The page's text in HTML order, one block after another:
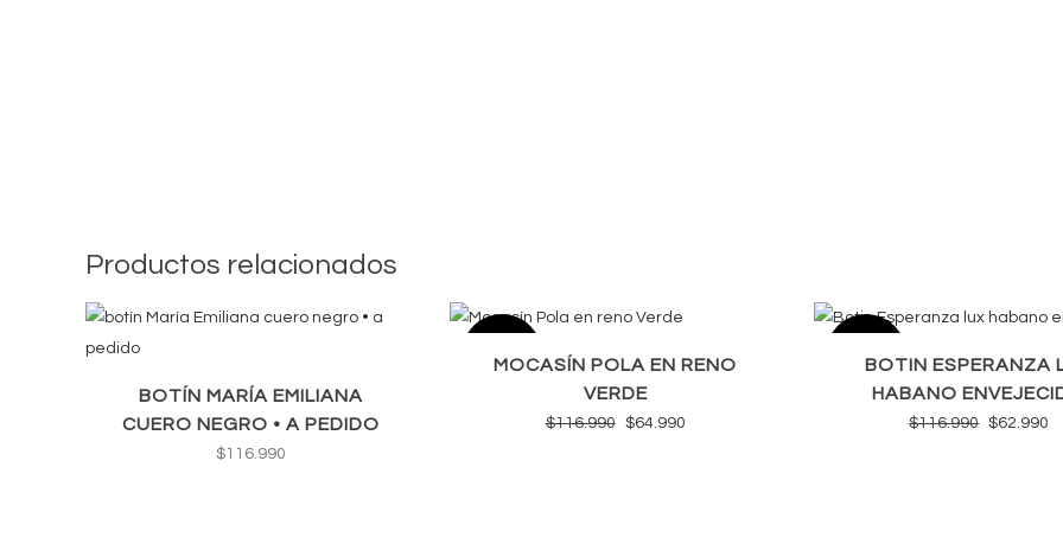
Productos relacionados
BOTÍN MARÍA EMILIANA
CUERO NEGRO • A PEDIDO
$116.990
SALE
MOCASÍN POLA EN RENO
VERDE
$116.990
El
$64.990El
SALE
BOTIN ESPERANZA
HABANO
$116.990 El
$62.990